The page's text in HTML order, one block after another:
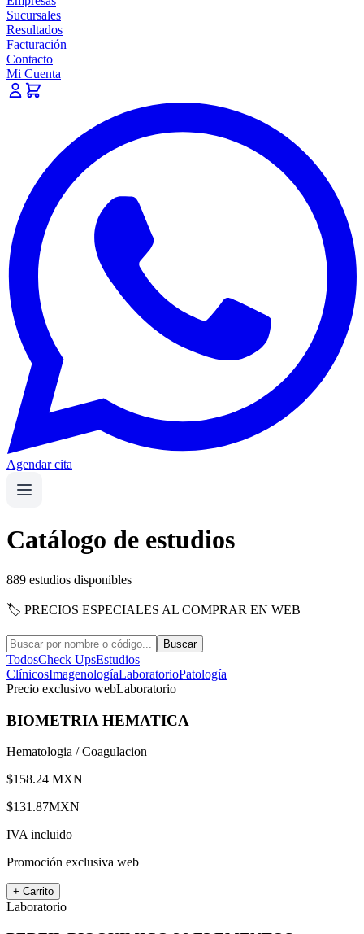
Sucursales
Resultados
Facturación
Contacto
Mi Cuenta
Agendar cita
Catálogo de estudios
889 estudios disponibles
🏷 PRECIOS ESPECIALES AL COMPRAR EN WEB
Buscar
TodosCheck UpsEstudios
ClínicosImagenologíaLaboratorioPatología
Precio exclusivo webLaboratorio
BIOMETRIA HEMATICA
Hematologia / Coagulacion
$158.24 MXN
$131.87MXN
IVA incluido
Promoción exclusiva web
+ Carrito
Laboratorio